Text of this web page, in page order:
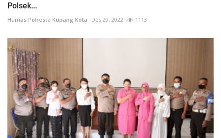
Polsek...
Humas Polresta Kupang Kota Des 29, 2022 1113